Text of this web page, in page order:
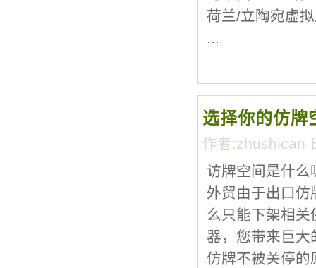
荷兰/立陶宛虚
...
选择你的仿牌
作者:zhushican
访牌空间是什
外贸由于出口
么只能下架相
器，您带来巨大
仿牌不被关停的